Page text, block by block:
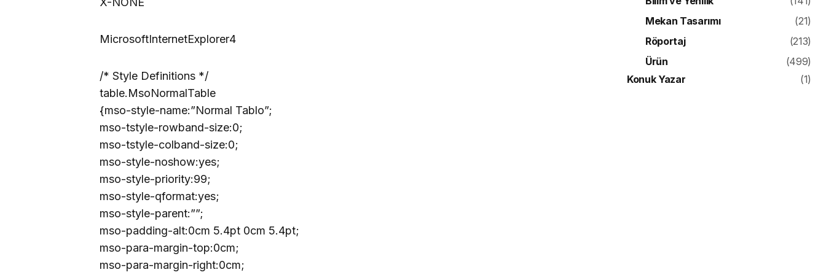
MicrosoftInternetExplorer4
/* Style Definitions */
table.MsoNormalTable
{mso-style-name:”Normal Tablo”;
mso-tstyle-rowband-size:0;
mso-tstyle-colband-size:0;
mso-style-noshow:yes;
mso-style-priority:99;
mso-style-qformat:yes;
mso-style-parent:””;
mso-padding-alt:0cm 5.4pt 0cm 5.4pt;
mso-para-margin-top:0cm;
mso-para-margin-right:0cm;
Mekan Tasarımı
(21)
Röportaj
(213)
Ürün
(499)
Konuk Yazar
(1)